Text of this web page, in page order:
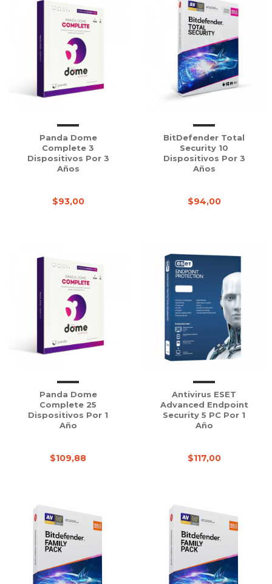
Panda Dome
Complete 3
Dispositivos Por 3
Años
$93,00
BitDefender Total
Security 10
Dispositivos Por 3
Años
$94,00
Panda Dome
Complete 25
Dispositivos Por 1
Año
$109,88
Antivirus ESET
Advanced Endpoint
Security 5 PC Por 1
Año
$117,00